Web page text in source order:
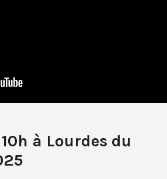
à Lourdes du